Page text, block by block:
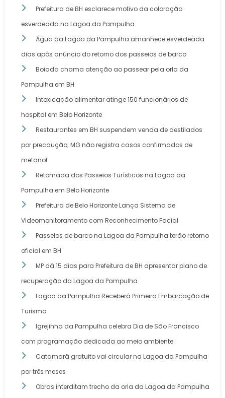
Prefeitura de BH esclarece motivo da coloração
esverdeada na Lagoa da Pampulha
Água da Lagoa da Pampulha amanhece esverdeada
dias após anúncio do retorno dos passeios de barco
Boiada chama atenção ao passear pela orla da
Pampulha em BH
Intoxicação alimentar atinge 150 funcionários de
hospital em Belo Horizonte
Restaurantes em BH suspendem venda de destilados
por precaução; MG não registra casos confirmados de
metanol
Retomada dos Passeios Turísticos na Lagoa da
Pampulha em Belo Horizonte
Prefeitura de Belo Horizonte Lança Sistema de
Videomonitoramento com Reconhecimento Facial
Passeios de barco na Lagoa da Pampulha terão retorno
oficial em BH
MP dá 15 dias para Prefeitura de BH apresentar plano de
recuperação da Lagoa da Pampulha
Lagoa da Pampulha Receberá Primeira Embarcação de
Turismo
Igrejinha da Pampulha celebra Dia de São Francisco
com programação dedicada ao meio ambiente
Catamarã gratuito vai circular na Lagoa da Pampulha
por três meses
Obras interditam trecho da orla da Lagoa da Pampulha